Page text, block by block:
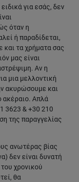
για εσάς, δεν
όταν η
ή παραδίδεται,
και τα χρήματα σας
μας είναι
Αν η
μια μελλοντική
ακυρώσουμε και
ακέραιο. Απλά
3623 & +30 210
της παραγγελίας
ανωτέρας βίας
δεν είναι δυνατή
χρονικού
θα